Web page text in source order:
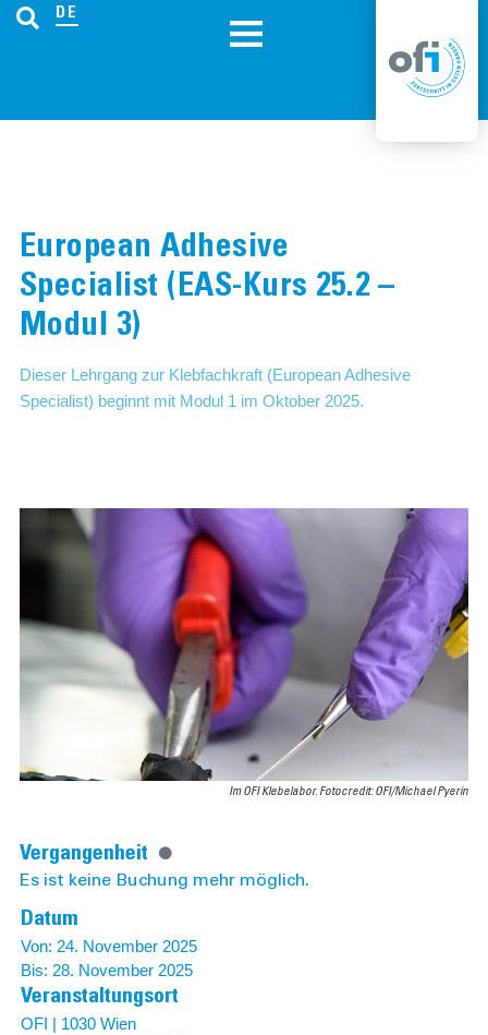
DE
European Adhesive
Specialist (EAS-Kurs 25.2 –
Modul 3)
Dieser Lehrgang zur Klebfachkraft (European Adhesive
Specialist) beginnt mit Modul 1 im Oktober 2025.
Im OFI Klebelabor. Fotocredit: OFI/Michael Pyerin
Vergangenheit
Es ist keine Buchung mehr möglich.
Datum
Von: 24. November 2025
Bis: 28. November 2025
Veranstaltungsort
OFI | 1030 Wien